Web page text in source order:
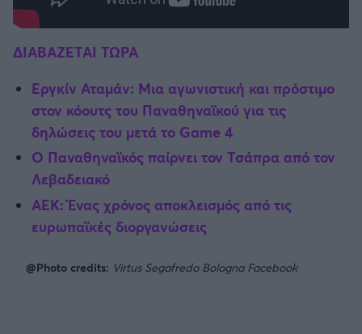
ΔΙΑΒΑΖΕΤΑΙ ΤΩΡΑ
Εργκίν Αταμάν: Μια αγωνιστική και πρόστιμο
στον κόουτς του Παναθηναϊκού για τις
δηλώσεις του μετά το Game 4
Ο Παναθηναϊκός παίρνει τον Τσάπρα από τον
Λεβαδειακό
ΑΕΚ: Ένας χρόνος αποκλεισμός από τις
ευρωπαϊκές διοργανώσεις
@Photo credits: Virtus Segafredo Bologna Facebook